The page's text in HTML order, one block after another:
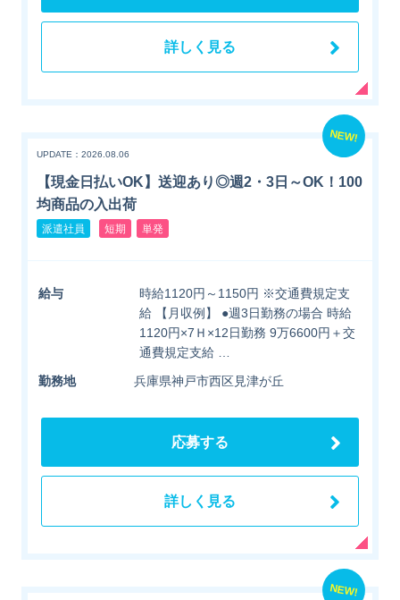
詳しく見る
NEW!
UPDATE：2026.08.06
【現金日払いOK】送迎あり◎週2・3日～OK！100
均商品の入出荷
派遣社員 短期 単発
給与
時給1120円～1150円 ※交通費規定支
給 【月収例】 ●週3日勤務の場合 時給
1120円×7Ｈ×12日勤務 9万6600円＋交
通費規定支給 …
勤務地
兵庫県神戸市西区見津が丘
応募する
詳しく見る
NEW!